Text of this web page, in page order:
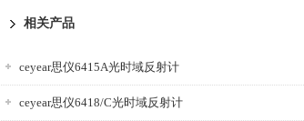
相关产品
ceyear思仪6415A光时域反射计
ceyear思仪6418/C光时域反射计